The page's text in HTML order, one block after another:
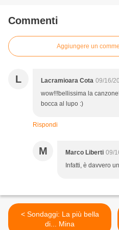
Commenti
Aggiungere un
L Lacramioara Cota 09/16/
wow!!!bellissima la
bocca al lupo :)
Rispondi
M Marco Liberti 09/
Infatti, è davvero
< Sondaggi: La più bella
di... Mina